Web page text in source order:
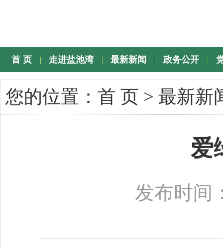
首 页 走进盐池湾 最新新闻 政务公开
您的位置： 首 页 > 最新新
爱
发布时间